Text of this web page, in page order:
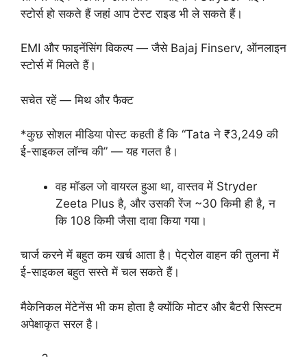
स्टोर्स हो सकते हैं जहां आप टेस्ट राइड भी ले सकते हैं।
EMI और फाइनेंसिंग विकल्प — जैसे Bajaj Finserv, ऑनलाइन
स्टोर्स में मिलते हैं।
सचेत रहें — मिथ और फैक्ट
*कुछ सोशल मीडिया पोस्ट कहती हैं कि “Tata ने ₹3,249 की
ई-साइकल लॉन्च की” — यह गलत है।
वह मॉडल जो वायरल हुआ था, वास्तव में Stryder
Zeeta Plus है, और उसकी रेंज ~30 किमी ही है, न
कि 108 किमी जैसा दावा किया गया।
चार्ज करने में बहुत कम खर्च आता है। पेट्रोल वाहन की तुलना में
ई-साइकल बहुत सस्ते में चल सकते हैं।
मैकेनिकल मेंटेनेंस भी कम होता है क्योंकि मोटर और बैटरी सिस्टम
अपेक्षाकृत सरल है।